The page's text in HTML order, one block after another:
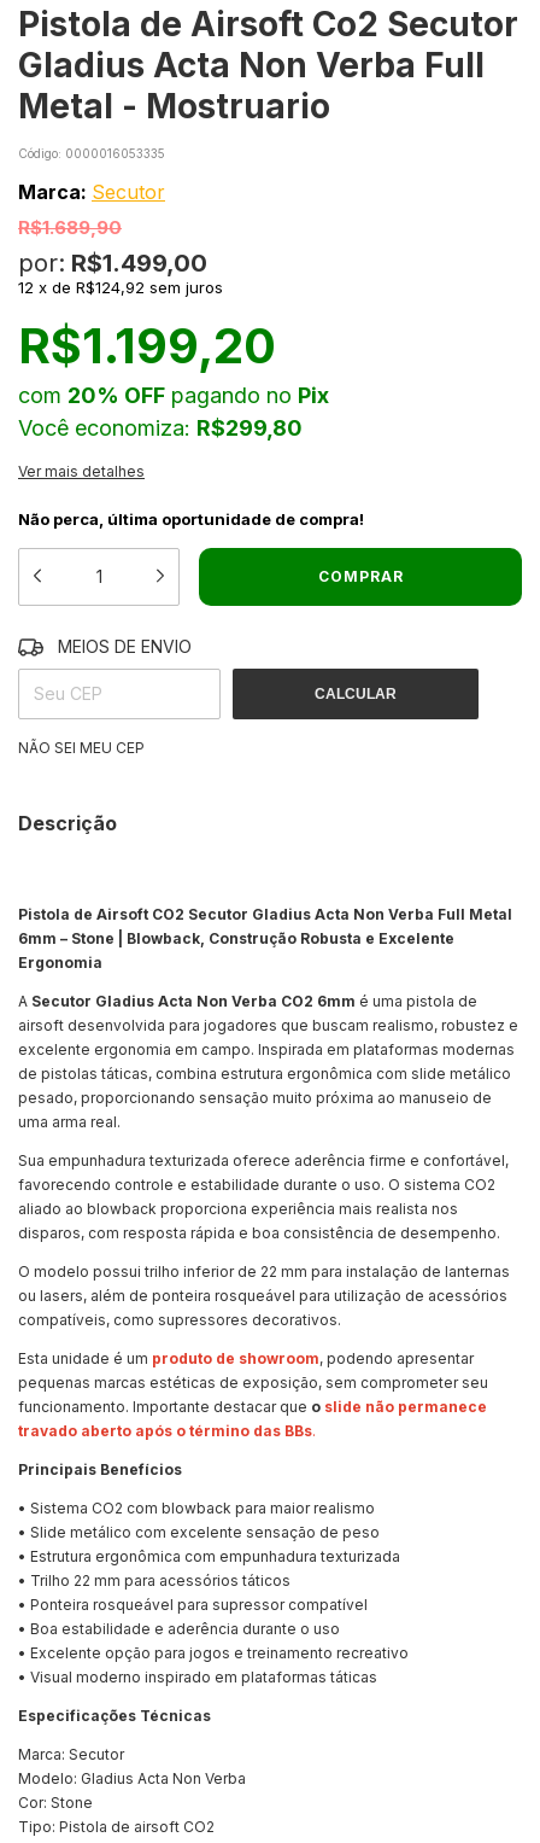
Pistola de Airsoft Co2 Secutor
Gladius Acta Non Verba Full
Metal - Mostruario
Código: 0000016053335
Marca: Secutor
R$1.689,90
por: R$1.499,00
12 x de R$124,92 sem juros
R$1.199,20
com 20% OFF pagando no Pix
Você economiza: R$299,80
Ver mais detalhes
Não perca, última oportunidade de compra!
MEIOS DE ENVIO
CALCULAR
NÃO SEI MEU CEP
Descrição
Pistola de Airsoft CO2 Secutor Gladius Acta Non Verba Full Metal
6mm – Stone | Blowback, Construção Robusta e Excelente
Ergonomia
A Secutor Gladius Acta Non Verba CO2 6mm é uma pistola de
airsoft desenvolvida para jogadores que buscam realismo, robustez e
excelente ergonomia em campo. Inspirada em plataformas modernas
de pistolas táticas, combina estrutura ergonômica com slide metálico
pesado, proporcionando sensação muito próxima ao manuseio de
uma arma real.
Sua empunhadura texturizada oferece aderência firme e confortável,
favorecendo controle e estabilidade durante o uso. O sistema CO2
aliado ao blowback proporciona experiência mais realista nos
disparos, com resposta rápida e boa consistência de desempenho.
O modelo possui trilho inferior de 22 mm para instalação de lanternas
ou lasers, além de ponteira rosqueável para utilização de acessórios
compatíveis, como supressores decorativos.
Esta unidade é um produto de showroom, podendo apresentar
pequenas marcas estéticas de exposição, sem comprometer seu
funcionamento. Importante destacar que o slide não permanece
travado aberto após o término das BBs.
Principais Benefícios
• Sistema CO2 com blowback para maior realismo
• Slide metálico com excelente sensação de peso
• Estrutura ergonômica com empunhadura texturizada
• Trilho 22 mm para acessórios táticos
• Ponteira rosqueável para supressor compatível
• Boa estabilidade e aderência durante o uso
• Excelente opção para jogos e treinamento recreativo
• Visual moderno inspirado em plataformas táticas
Especificações Técnicas
Marca: Secutor
Modelo: Gladius Acta Non Verba
Cor: Stone
Tipo: Pistola de airsoft CO2